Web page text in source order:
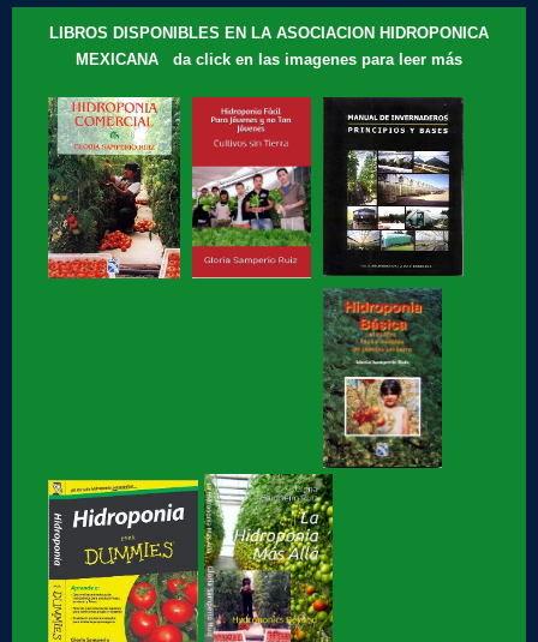
con la...
Hidroponia, tips, consejos y recomendaciones, El consejo
Te compartimos nuestros recuerdos: que motivó a Gloria
Samperio a...
Hidroponia, curso básico en linea
Hidroponia fácil, para jovenes y no tan jóvenes, libro de
Hidroponia, centro tecnologico en hidroponia, Hidroponia a
Hidroponia Comercial, libro de Gloria Samperio
Hidroponia básica, libro de Gloria Samperio
Hidroponia o Hidroponía, como se pronuncia, en
LIBROS DISPONIBLES EN LA ASOCIACION HIDROPONICA
MEXICANA da click en las imagenes para leer más